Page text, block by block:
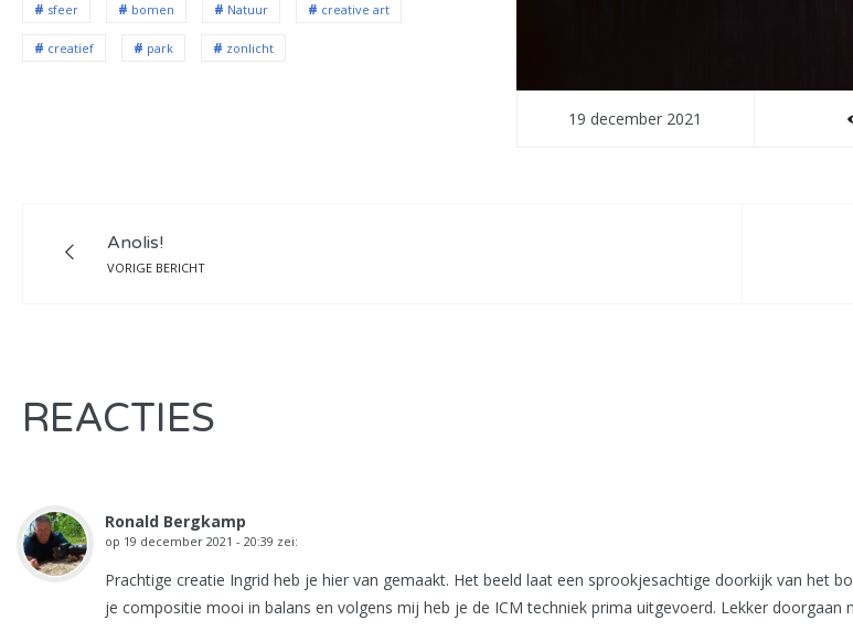
sfeer bomen Natuur creative art
creatief park zonlicht
19 december 2021
Anolis!
VORIGE BERICHT
REACTIES
Ronald Bergkamp
op 19 december 2021 - 20:39 zei:
Prachtige creatie Ingrid heb je hier van gemaakt. Het beeld laat een sprookjesachtige doorkijk van het
je compositie mooi in balans en volgens mij heb je de ICM techniek prima uitgevoerd. Lekker